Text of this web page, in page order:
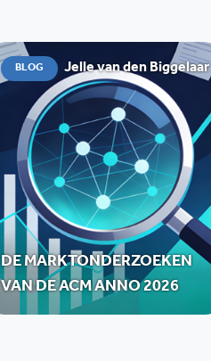
BLOG Jelle van den Biggelaar
DE MARKTONDERZOEKEN
VAN DE ACM ANNO 2026